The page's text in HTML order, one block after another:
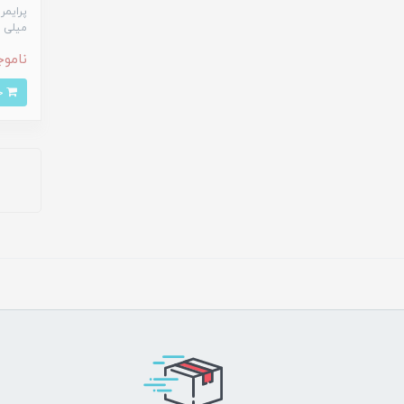
میلی